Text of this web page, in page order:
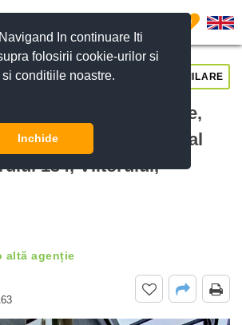
In continuare Iti
folosirii cookie-urilor si
conditiile noastre.
Inchide
0
Luxos– 4 Camere,
Panoramică Central
134, Viitorului,
altă agenție
SUNĂ-NE SIMILARE